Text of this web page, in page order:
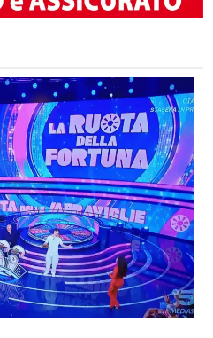
AUTORE